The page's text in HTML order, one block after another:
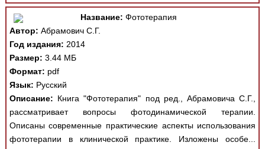
Название: Фототерапия
Автор: Абрамович С.Г.
Год издания: 2014
Размер: 3.44 МБ
Формат: pdf
Язык: Русский
Описание: Книга "Фототерапия" под ред., Абрамовича С.Г.,
рассматривает вопросы фотодинамической терапии.
Описаны современные практические аспекты использования
фототерапии в клинической практике. Изложены особе...